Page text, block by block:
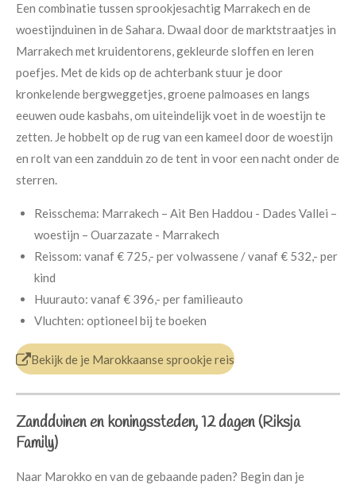
Een combinatie tussen sprookjesachtig Marrakech en de
woestijnduinen in de Sahara. Dwaal door de marktstraatjes in
Marrakech met kruidentorens, gekleurde sloffen en leren
poefjes. Met de kids op de achterbank stuur je door
kronkelende bergweggetjes, groene palmoases en langs
eeuwen oude kasbahs, om uiteindelijk voet in de woestijn te
zetten. Je hobbelt op de rug van een kameel door de woestijn
en rolt van een zandduin zo de tent in voor een nacht onder de
sterren.
Reisschema: Marrakech – Ait Ben Haddou - Dades Vallei –
woestijn – Ouarzazate - Marrakech
Reissom: vanaf € 725,- per volwassene /vanaf € 532,- per
kind
Huurauto: vanaf € 396,- per familieauto
Vluchten: optioneel bij te boeken
Bekijk de je Marokkaanse sprookje reis
Zandduinen en koningssteden, 12 dagen (Riksja
Family)
Naar Marokko en van de gebaande paden? Begin dan je